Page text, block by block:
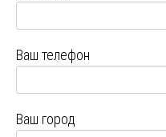
Ваш телефон
Ваш город